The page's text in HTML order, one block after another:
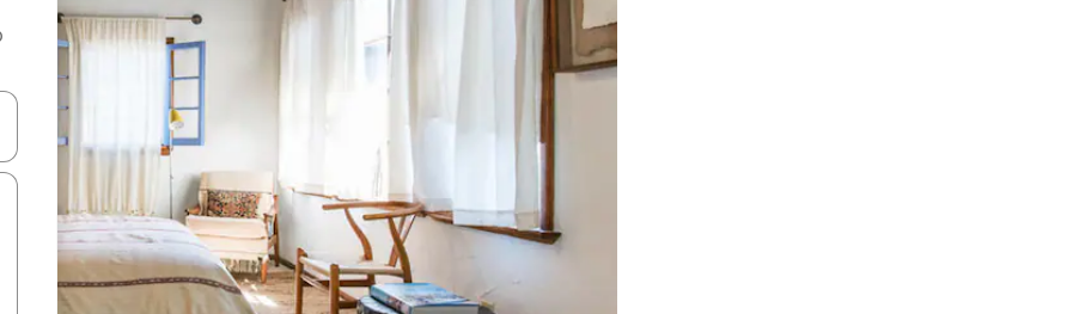
os usando as seta para cima e para baixo do teclado ou tocando e deslizando o dedo na tela.